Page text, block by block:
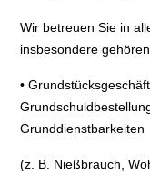
Wir betreuen Sie in
insbesondere gehören
•
Grunddienstbarkeiten
(z. B. Nießbrauch,